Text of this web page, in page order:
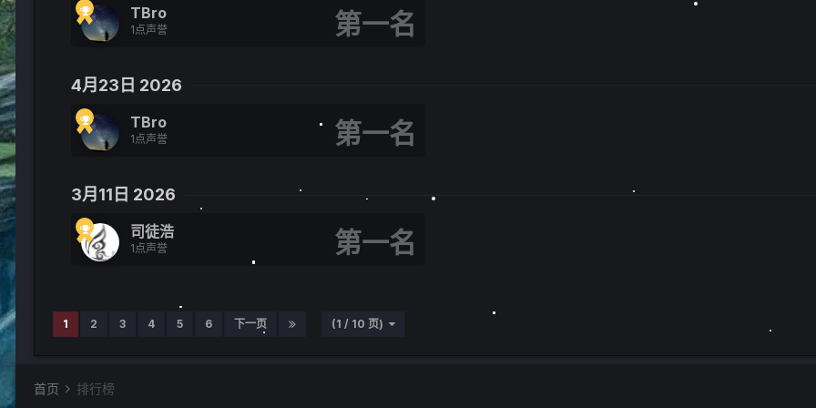
TBro
1点声誉
4月23日 2026
TBro
1点声誉
3月11日 2026
司徒浩
1点声誉
1 2 3 4 5 6 下一页 (1 / 10 页)
首页 排行榜